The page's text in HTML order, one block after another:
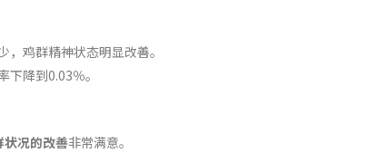
，鸡群精神状态明显改善。
降到0.03％。
状况的改善非常满意。